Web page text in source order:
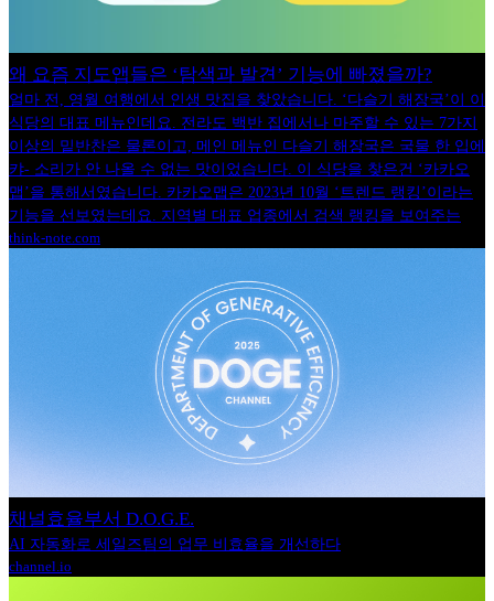
왜 요즘 지도앱들은 ‘탐색과 발견’ 기능에 빠졌을까?
얼마 전, 영월 여행에서 인생 맛집을 찾았습니다. ‘다슬기 해장국’이 이
식당의 대표 메뉴인데요. 전라도 백반 집에서나 마주할 수 있는 7가지
이상의 밑반찬은 물론이고, 메인 메뉴인 다슬기 해장국은 국물 한 입에
캬- 소리가 안 나올 수 없는 맛이었습니다. 이 식당을 찾은건 ‘카카오
맵’을 통해서였습니다. 카카오맵은 2023년 10월 ‘트렌드 랭킹’이라는
기능을 선보였는데요. 지역별 대표 업종에서 검색 랭킹을 보여주는
think-note.com
채널효율부서 D.O.G.E.
AI 자동화로 세일즈팀의 업무 비효율을 개선하다
channel.io